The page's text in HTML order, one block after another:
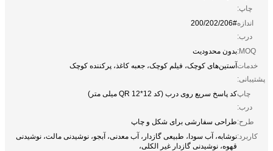
چاپ:
اندازه
درب:
200/202/206#
MOQ: بدون محدودیت
خدمات
پشتیبانی:
آستین‌های کوچک، فیلم کوچک، جعبه کاغذ، پرکننده کوچک
چاپ
درب:
کد پاسخ سریع روی درب (کد QR 12*12 میلی متر)
طرح:طراحی سفارشی برای شکل و چاپ
کاربرد:نوشابه، آب سودا، طبیعی گازدار، آب معدنی، آبجو، نوشیدنی مالت، نوشیدنی
قهوه، نوشیدنی گازدار غیر الکلی،